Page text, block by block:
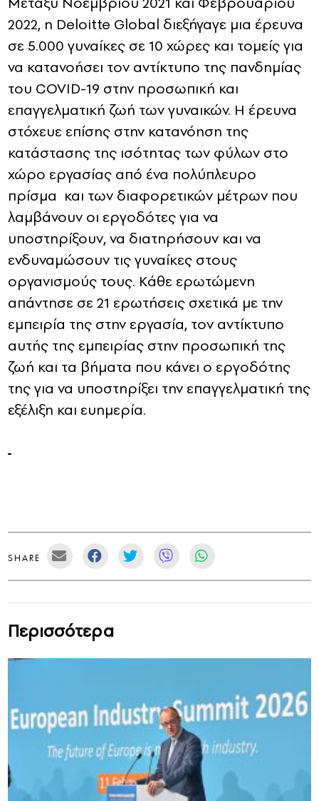
2022, η Deloitte Global διεξήγαγε μια έρευνα
σε 5.000 γυναίκες σε 10 χώρες και τομείς για
να κατανοήσει τον αντίκτυπο της πανδημίας
του COVID-19 στην προσωπική και
επαγγελματική ζωή των γυναικών. Η έρευνα
στόχευε επίσης στην κατανόηση της
κατάστασης της ισότητας των φύλων στο
χώρο εργασίας από ένα πολύπλευρο
πρίσμα και των διαφορετικών μέτρων που
λαμβάνουν οι εργοδότες για να
υποστηρίξουν, να διατηρήσουν και να
ενδυναμώσουν τις γυναίκες στους
οργανισμούς τους. Κάθε ερωτώμενη
απάντησε σε 21 ερωτήσεις σχετικά με την
εμπειρία της στην εργασία, τον αντίκτυπο
αυτής της εμπειρίας στην προσωπική της
ζωή και τα βήματα που κάνει ο εργοδότης
της για να υποστηρίξει την επαγγελματική της
εξέλιξη και ευημερία.
SHARE
Περισσότερα